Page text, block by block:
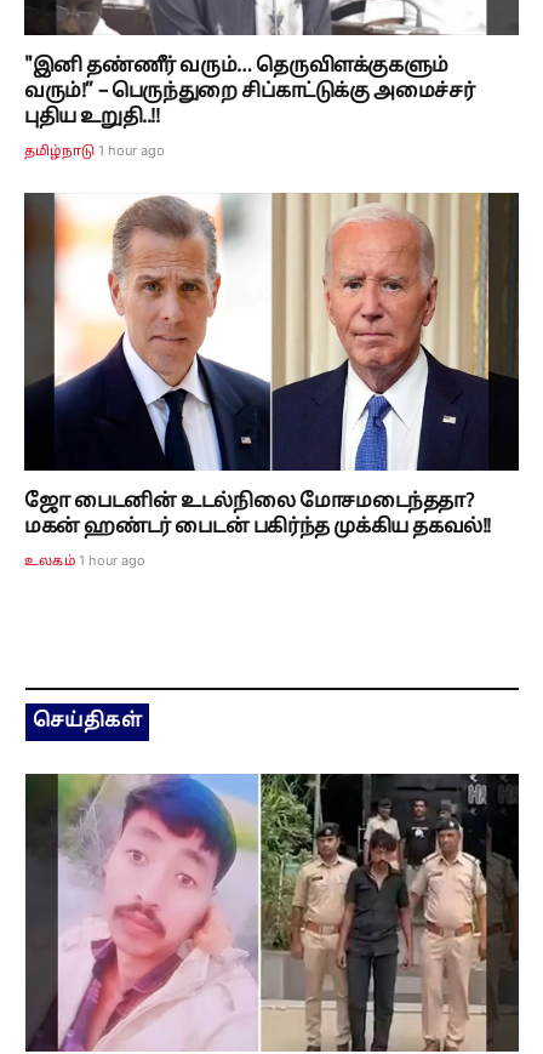
"இனி தண்ணீர் வரும்… தெருவிளக்குகளும்
வரும்!” – பெருந்துறை சிப்காட்டுக்கு அமைச்சர்
புதிய உறுதி..!!
தமிழ்நாடு 1 hour ago
ஜோ பைடனின் உடல்நிலை மோசமடைந்ததா?
மகன் ஹண்டர் பைடன் பகிர்ந்த முக்கிய தகவல்!!
உலகம் 1 hour ago
செய்திகள்